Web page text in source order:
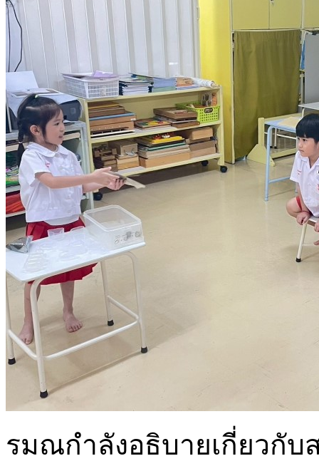
รมณกำลังอธิบายเกี่ยวกั